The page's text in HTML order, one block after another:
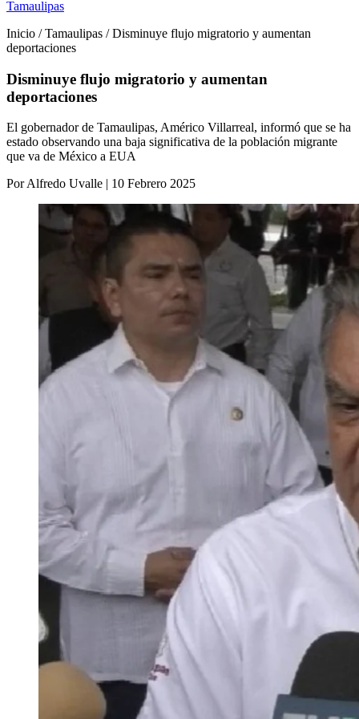
Tamaulipas
Inicio / Tamaulipas / Disminuye flujo migratorio y aumentan
deportaciones
Disminuye flujo migratorio y aumentan
deportaciones
El gobernador de Tamaulipas, Américo Villarreal, informó que se ha
estado observando una baja significativa de la población migrante
que va de México a EUA
Por Alfredo Uvalle | 10 Febrero 2025